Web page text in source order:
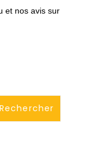
et nos avis sur